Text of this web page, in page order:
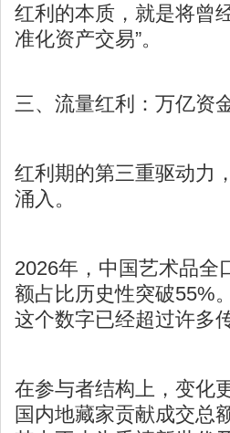
红利的本质，就是将曾
准化资产交易”。
三、流量红利：万亿资
红利期的第三重驱动力
涌入。
2026年，中国艺术品全
额占比历史性突破
这个数字已经超过许多
在参与者结构上，变化
国内地藏家贡献成交总